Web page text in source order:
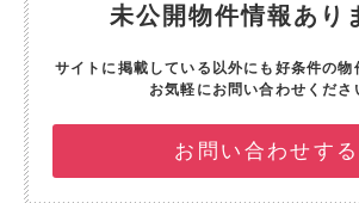
未公開物件情報あり
サイトに掲載している以外にも好条件の物
お気軽にお問い合わせくださ
お問い合わせする